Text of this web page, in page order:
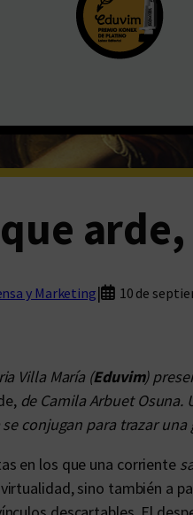
y Marketing| 10 de
Villa María (Eduvim)
de Camila Arbuet
conjugan para trazar
en los que una corriente
sino también a